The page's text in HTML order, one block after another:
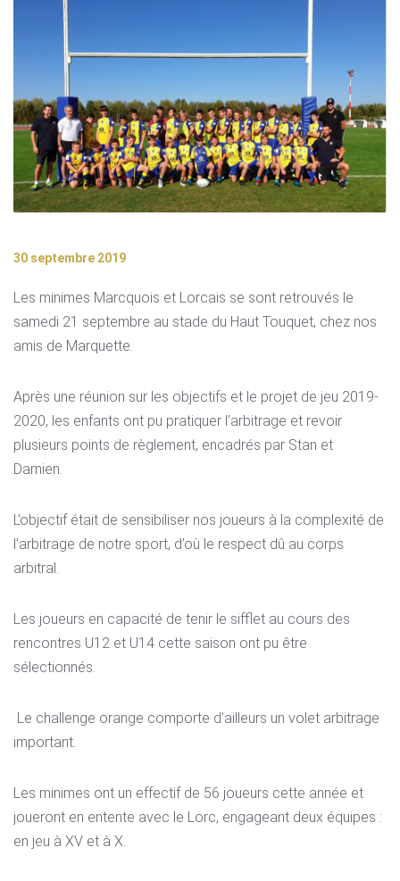
30 septembre 2019
Les minimes Marcquois et Lorcais se sont retrouvés le
samedi 21 septembre au stade du Haut Touquet, chez nos
amis de Marquette.
Après une réunion sur les objectifs et le projet de jeu 2019-
2020, les enfants ont pu pratiquer l’arbitrage et revoir
plusieurs points de règlement, encadrés par Stan et
Damien.
L’objectif était de sensibiliser nos joueurs à la complexité de
l’arbitrage de notre sport, d’où le respect dû au corps
arbitral.
Les joueurs en capacité de tenir le sifflet au cours des
rencontres U12 et U14 cette saison ont pu être
sélectionnés.
Le challenge orange comporte d’ailleurs un volet arbitrage
important.
Les minimes ont un effectif de 56 joueurs cette année et
joueront en entente avec le Lorc, engageant deux équipes :
en jeu à XV et à X.